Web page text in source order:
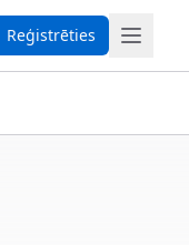
Reģistrēties